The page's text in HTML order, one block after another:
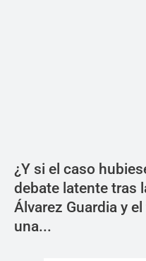
¿Y si el caso
debate latente tras
Álvarez Guardia y
una...